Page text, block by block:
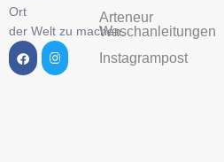
Ort
der Welt zu machen.
Arteneur
Waschanleitungen
Instagrampost